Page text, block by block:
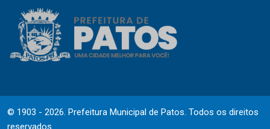
© 1903 - 2026. Prefeitura Municipal de Patos. Todos os direitos
reservados.